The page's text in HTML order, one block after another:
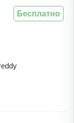
Бесплатно